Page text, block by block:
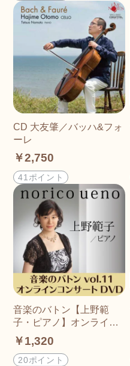
CD 大友肇／バッハ&フォ
ーレ
￥2,750
41ポイント
音楽のバトン【上野範
子・ピアノ】オンライン
コンサートDVD/ブルーレ
イ
￥1,320
20ポイント